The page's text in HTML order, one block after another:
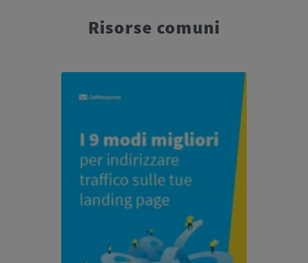
Risorse comuni